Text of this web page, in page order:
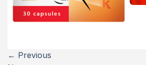
← Previous